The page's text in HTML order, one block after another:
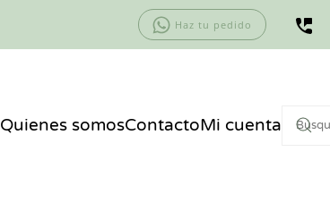
Haz tu pedido
Quienes somosContactoMi cuenta